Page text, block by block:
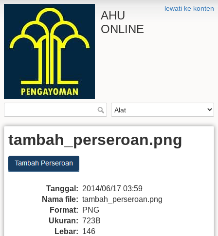
lewati ke konten
AHU
ONLINE
tambah_perseroan.png
Tanggal: 2014/06/17 03:59
Nama file: tambah_perseroan.png
Format:
PNG
Ukuran: 723B
Lebar: 146